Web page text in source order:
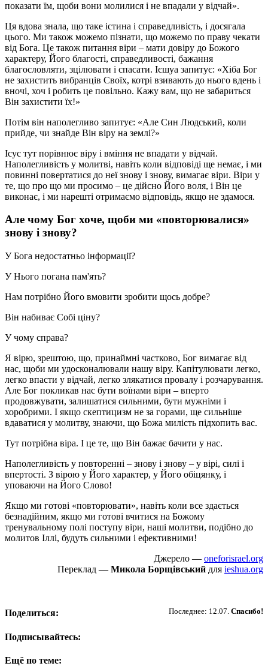
показати їм, щоби вони молилися і не впадали у відчай».
Ця вдова знала, що таке істина і справедливість, і досягала
цього. Ми також можемо пізнати, що можемо по праву чекати
від Бога. Це також питання віри – мати довіру до Божого
характеру, Його благості, справедливості, бажання
благословляти, зцілювати і спасати. Ієшуа запитує: «Хіба Бог
не захистить вибранців Своїх, котрі взивають до нього вдень і
вночі, хоч і робить це повільно. Кажу вам, що не забариться
Він захистити їх!»
Потім він наполегливо запитує: «Але Син Людський, коли
прийде, чи знайде Він віру на землі?»
Ісус тут порівнює віру і вміння не впадати у відчай.
Наполегливість у молитві, навіть коли відповіді ще немає, і ми
повинні повертатися до неї знову і знову, вимагає віри. Віри у
те, що про що ми просимо – це дійсно Його воля, і Він це
виконає, і ми нарешті отримаємо відповідь, якщо не здамося.
Але чому Бог хоче, щоби ми «повторювалися»
знову і знову?
У Бога недостатньо інформації?
У Нього погана пам'ять?
Нам потрібно Його вмовити зробити щось добре?
Він набиває Собі ціну?
У чому справа?
Я вірю, зрештою, що, принаймні частково, Бог вимагає від
нас, щоби ми удосконалювали нашу віру. Капітулювати легко,
легко впасти у відчай, легко злякатися провалу і розчарування.
Але Бог покликав нас бути воїнами віри – вперто
продовжувати, залишатися сильними, бути мужніми і
хоробрими. І якщо скептицизм не за горами, ще сильніше
вдаватися у молитву, знаючи, що Божа милість підхопить вас.
Тут потрібна віра. І це те, що Він бажає бачити у нас.
Наполегливість у повторенні – знову і знову – у вірі, силі і
впертості. З вірою у Його характер, у Його обіцянку, і
уповаючи на Його Слово!
Якщо ми готові «повторювати», навіть коли все здається
безнадійним, якщо ми готові вчитися на Божому
тренувальному полі поступу віри, наші молитви, подібно до
молитов Іллі, будуть сильними і ефективними!
Джерело — oneforisrael.org
Переклад — Микола Борщівський для ieshua.org
Последнее: 12.07. Спасибо!
Поделиться:
Подписывайтесь:
Ещё по теме: